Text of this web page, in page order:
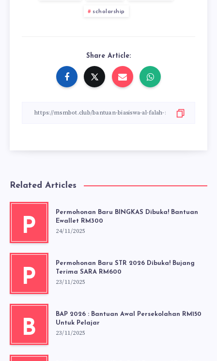
scholarship
Share Article:
Related Articles
P
Permohonan Baru BINGKAS Dibuka! Bantuan
Ewallet RM300
24/11/2025
P
Permohonan Baru STR 2026 Dibuka! Bujang
Terima SARA RM600
23/11/2025
B
BAP 2026 : Bantuan Awal Persekolahan RM150
Untuk Pelajar
23/11/2025